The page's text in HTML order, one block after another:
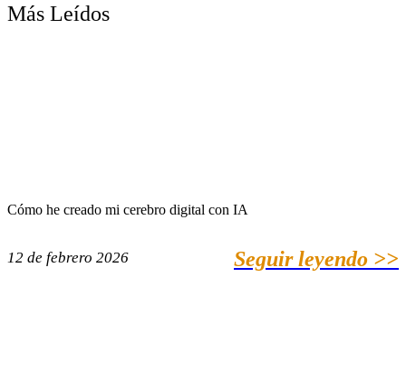
Más Leídos
Cómo he creado mi cerebro digital con IA
12 de febrero 2026 Seguir leyendo >>